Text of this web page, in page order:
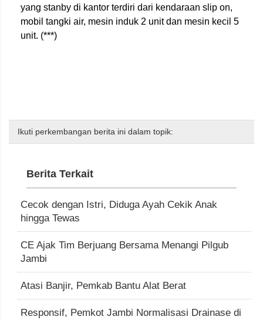
yang stanby di kantor terdiri dari kendaraan slip on,
mobil tangki air, mesin induk 2 unit dan mesin kecil 5
unit. (***)
Ikuti perkembangan berita ini dalam topik:
Berita Terkait
Cecok dengan Istri, Diduga Ayah Cekik Anak
hingga Tewas
CE Ajak Tim Berjuang Bersama Menangi Pilgub
Jambi
Atasi Banjir, Pemkab Bantu Alat Berat
Responsif, Pemkot Jambi Normalisasi Drainase di